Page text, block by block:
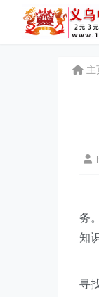
主
经
务
知
近
寻